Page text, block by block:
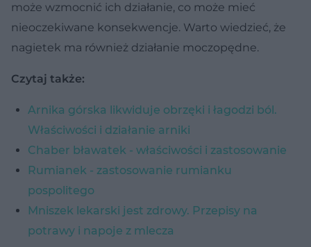
może wzmocnić ich działanie, co może mieć
nieoczekiwane konsekwencje. Warto wiedzieć, że
nagietek ma również działanie moczopędne.
Czytaj także:
Arnika górska likwiduje obrzęki i łagodzi ból.
Właściwości i działanie arniki
Chaber bławatek - właściwości i zastosowanie
Rumianek - zastosowanie rumianku
pospolitego
Mniszek lekarski jest zdrowy. Przepisy na
potrawy i napoje z mlecza